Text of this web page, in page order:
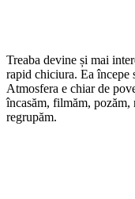
Treaba devine și mai
rapid chiciura. Ea începe
Atmosfera e chiar de
încasăm, filmăm, pozăm,
regrupăm.